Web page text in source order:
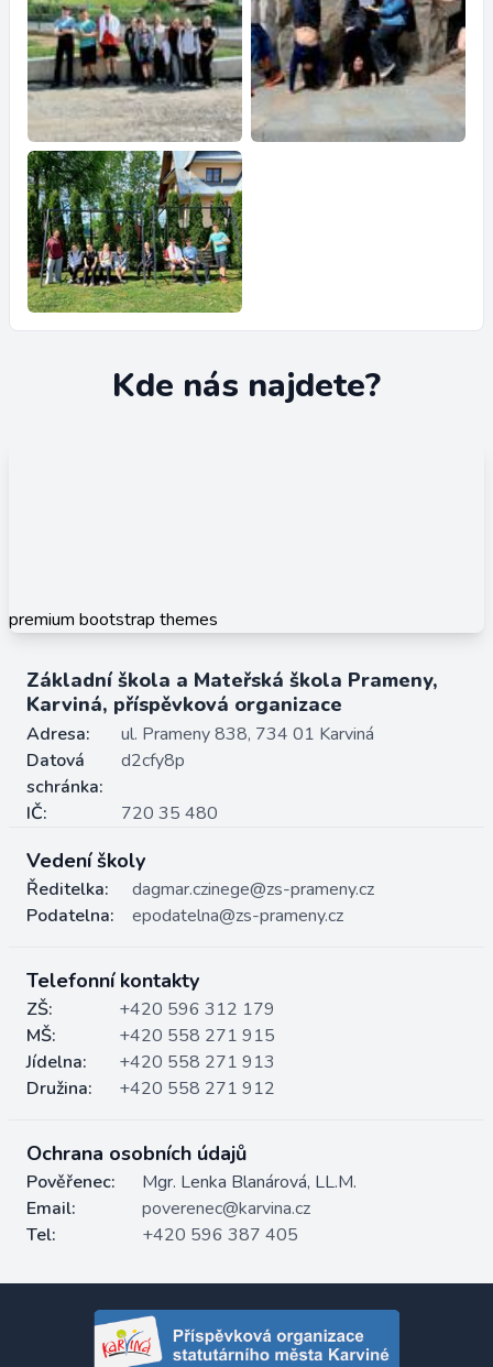
Kde nás najdete?
premium bootstrap themes
Základní škola a Mateřská škola Prameny,
Karviná, příspěvková organizace
Adresa:
ul. Prameny 838, 734 01 Karviná
Datová
schránka:
d2cfy8p
IČ: 720 35 480
Vedení školy
Ředitelka:
dagmar.czinege@zs-prameny.cz
Podatelna:
epodatelna@zs-prameny.cz
Telefonní kontakty
ZŠ:
+420 596 312 179
MŠ:
+420 558 271 915
Jídelna:
+420 558 271 913
Družina:
+420 558 271 912
Ochrana osobních údajů
Pověřenec:
Mgr. Lenka Blanárová, LL.M.
Email:
poverenec@karvina.cz
Tel:
+420 596 387 405